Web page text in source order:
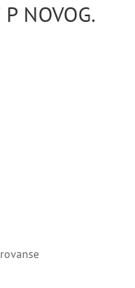
NOVOG.